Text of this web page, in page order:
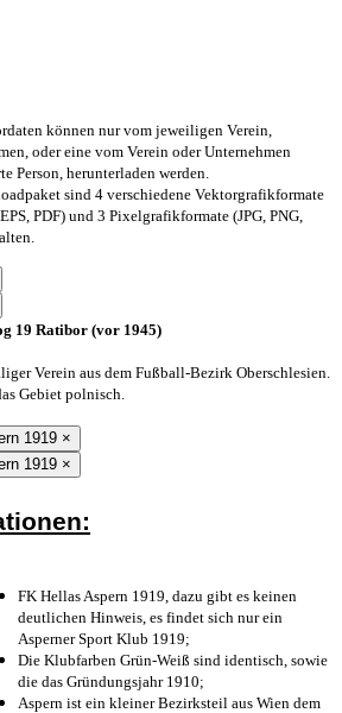
können nur vom jeweiligen Verein,
oder eine vom Verein oder Unternehmen
Person, herunterladen werden.
sind 4 verschiedene Vektorgrafikformate
PDF) und 3 Pixelgrafikformate (JPG, PNG,
19 Ratibor (vor 1945)
Verein aus dem Fußball-Bezirk Oberschlesien.
Gebiet polnisch.
×
×
FK Hellas Aspern 1919, dazu gibt es keinen
deutlichen Hinweis, es findet sich nur ein
Asperner Sport Klub 1919;
Die Klubfarben Grün-Weiß sind identisch, sowie
die das Gründungsjahr 1910;
Aspern ist ein kleiner Bezirksteil aus Wien dem